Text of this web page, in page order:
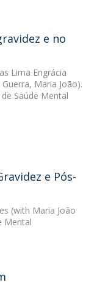
e no
Lima Engrácia
Guerra, Maria João).
Saúde Mental
e Pós-
(with Maria João
Mental